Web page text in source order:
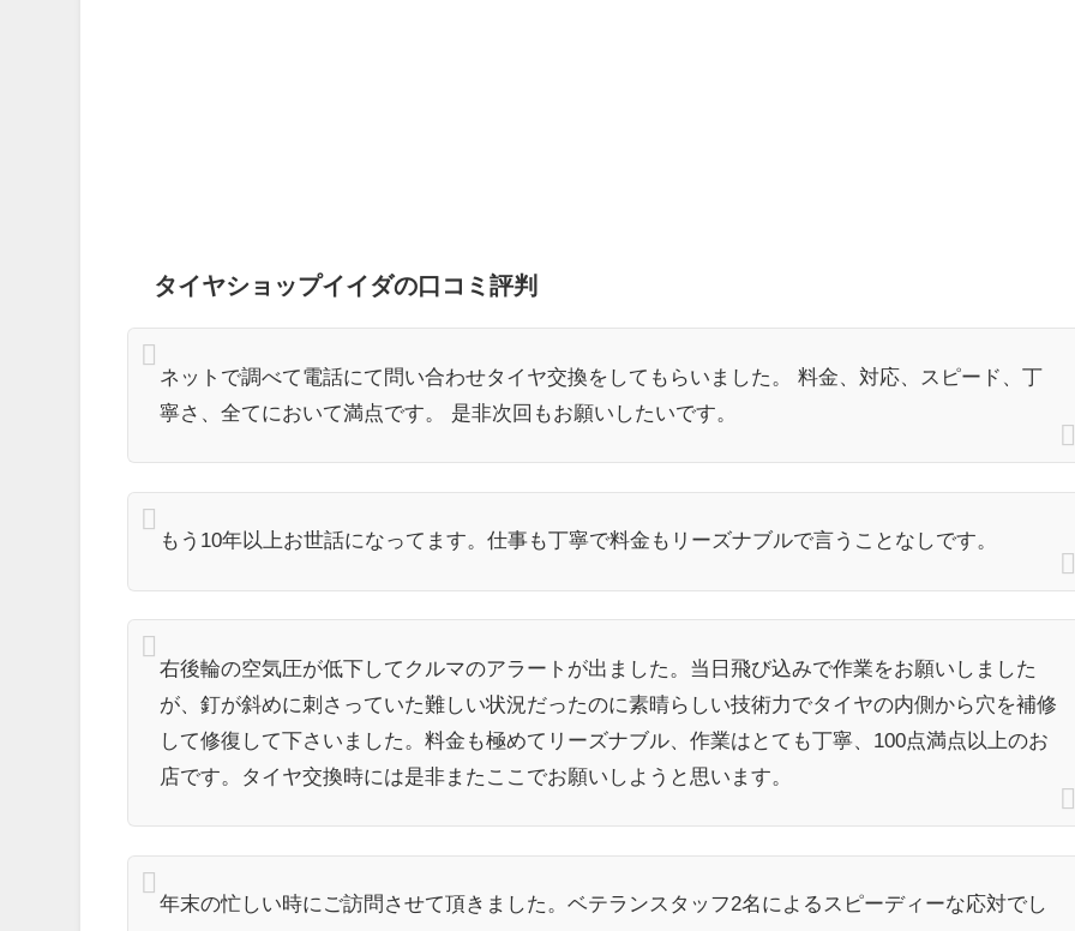
タイヤショップイイダの口コミ評判
ネットで調べて電話にて問い合わせタイヤ交換をしてもらいました。 料金、対応、スピード、丁
寧さ、全てにおいて満点です。 是非次回もお願いしたいです。
もう10年以上お世話になってます。仕事も丁寧で料金もリーズナブルで言うことなしです。
右後輪の空気圧が低下してクルマのアラートが出ました。当日飛び込みで作業をお願いしました
が、釘が斜めに刺さっていた難しい状況だったのに素晴らしい技術力でタイヤの内側から穴を補修
して修復して下さいました。料金も極めてリーズナブル、作業はとても丁寧、100点満点以上のお
店です。タイヤ交換時には是非またここでお願いしようと思います。
年末の忙しい時にご訪問させて頂きました。ベテランスタッフ2名によるスピーディーな応対でし